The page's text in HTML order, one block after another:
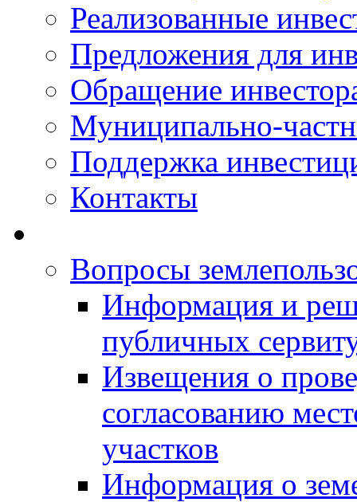
Реализованные
Предложения для
Обращение
Муниципально-
Поддержка
Контакты
Вопросы
Информация и
публичных
Извещения о
согласованию
участков
Информация о